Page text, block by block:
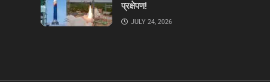
प्रक्षेपण!
JULY 24, 2026